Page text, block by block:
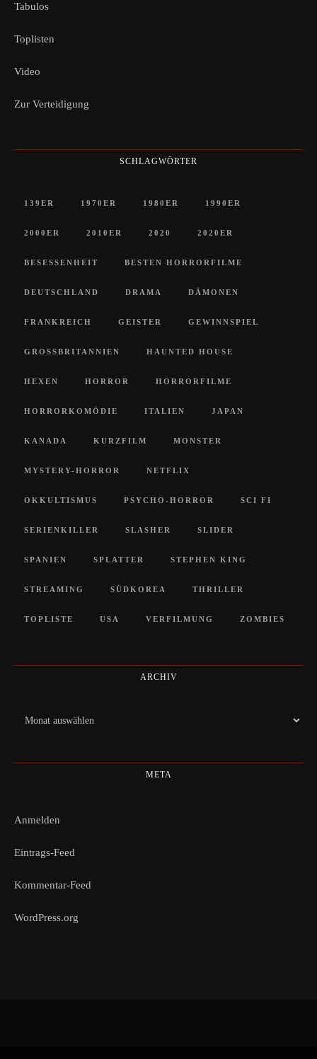
Tabulos
Toplisten
Video
Zur Verteidigung
SCHLAGWÖRTER
139ER 1970ER 1980ER 1990ER
2000ER 2010ER 2020 2020ER
BESESSENHEIT BESTEN HORRORFILME
DEUTSCHLAND DRAMA DÄMONEN
FRANKREICH GEISTER GEWINNSPIEL
GROSSBRITANNIEN HAUNTED HOUSE
HEXEN HORROR HORRORFILME
HORRORKOMÖDIE ITALIEN JAPAN
KANADA KURZFILM MONSTER
MYSTERY-HORROR NETFLIX
OKKULTISMUS PSYCHO-HORROR SCI FI
SERIENKILLER SLASHER SLIDER
SPANIEN SPLATTER STEPHEN KING
STREAMING SÜDKOREA THRILLER
TOPLISTE USA VERFILMUNG ZOMBIES
ARCHIV
Archiv
META
Anmelden
Eintrags-Feed
Kommentar-Feed
WordPress.org